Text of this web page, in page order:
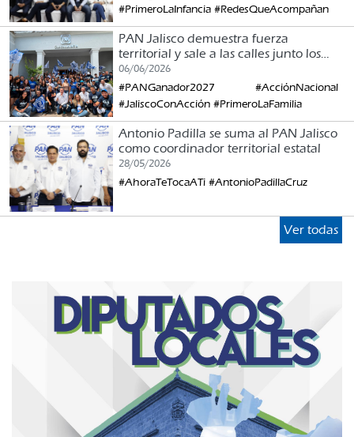
#PrimeroLaInfancia #RedesQueAcompañan
PAN Jalisco demuestra fuerza
territorial y sale a las calles junto los
ciudadanos en el Primer Terremoto
Nacional
06/06/2026
#PANGanador2027 #AcciónNacional
#JaliscoConAcción #PrimeroLaFamilia
Antonio Padilla se suma al PAN Jalisco
como coordinador territorial estatal
28/05/2026
#AhoraTeTocaATi #AntonioPadillaCruz
Ver todas